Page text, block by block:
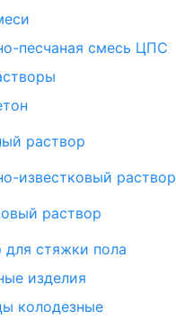
песчаная смесь ЦПС
раствор
известковый раствор
раствор
для стяжки пола
изделия
колодезные